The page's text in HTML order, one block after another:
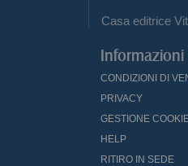
Casa editrice
Informazioni
CONDIZIONI DI
PRIVACY
GESTIONE
HELP
RITIRO IN SEDE